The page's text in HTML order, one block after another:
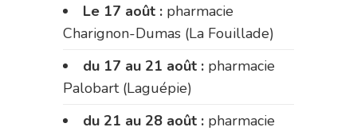
Le 17 août : pharmacie
Charignon-Dumas (La Fouillade)
du 17 au 21 août : pharmacie
Palobart (Laguépie)
du 21 au 28 août : pharmacie